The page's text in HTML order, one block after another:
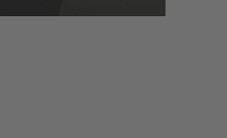
Geisternetze auf